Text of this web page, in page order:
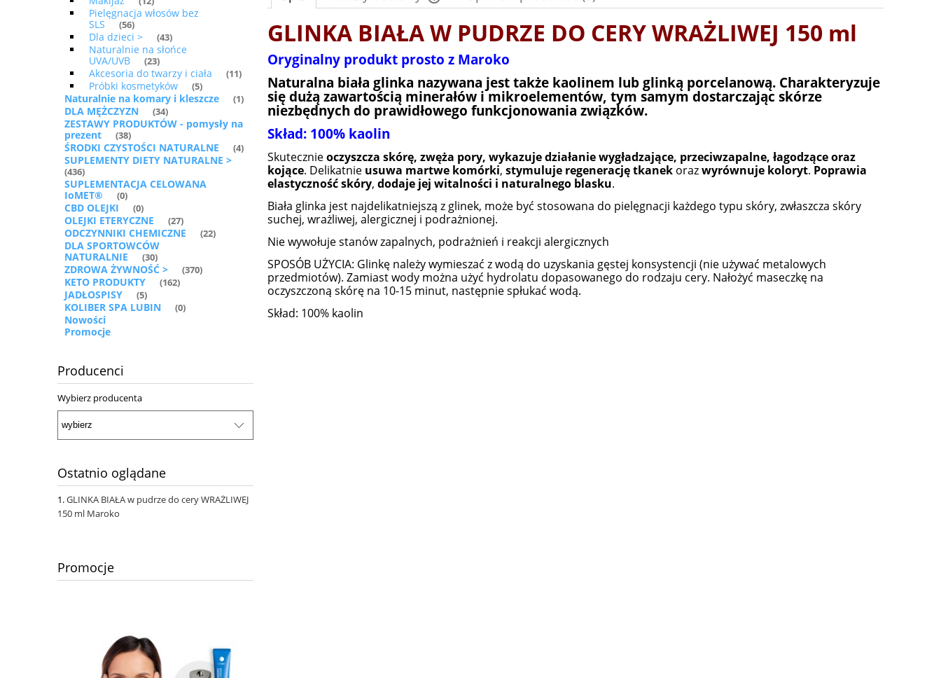
Pielęgnacja włosów bez
SLS
(56)
Dla dzieci > (43)
Naturalnie na słońce
UVA/UVB
(23)
Akcesoria do twarzy i ciała (11)
Próbki kosmetyków (5)
Naturalnie na komary i kleszcze (1)
DLA MĘŻCZYZN (34)
ZESTAWY PRODUKTÓW - pomysły na
prezent
(38)
ŚRODKI CZYSTOŚCI NATURALNE (4)
SUPLEMENTY DIETY NATURALNE >
(436)
SUPLEMENTACJA CELOWANA
IoMET®
(0)
CBD OLEJKI (0)
OLEJKI ETERYCZNE (27)
ODCZYNNIKI CHEMICZNE (22)
DLA SPORTOWCÓW
NATURALNIE
(30)
ZDROWA ŻYWNOŚĆ > (370)
KETO PRODUKTY (162)
JADŁOSPISY (5)
KOLIBER SPA LUBIN (0)
Nowości
Promocje
Producenci
Wybierz producenta
Ostatnio oglądane
GLINKA BIAŁA w pudrze do cery WRAŻLIWEJ
150 ml Maroko
Promocje
Cena nie zawiera ewentualnych kosztów
GLINKA BIAŁA W PUDRZE DO CERY WRAŻLIWEJ 150 ml
Oryginalny produkt prosto z Maroko
Naturalna biała glinka nazywana jest także kaolinem lub glinką porcelanową. Charakteryzuje
się dużą zawartością minerałów i mikroelementów, tym samym dostarczając skórze
niezbędnych do prawidłowego funkcjonowania związków.
Skład: 100% kaolin
Skutecznieoczyszcza skórę, zwęża pory, wykazuje działanie wygładzające, przeciwzapalne, łagodzące oraz
kojące. Delikatnie usuwa martwe komórki, stymuluje regenerację tkanek orazwyrównuje koloryt. Poprawia
elastyczność skóry, dodaje jej witalności i naturalnego blasku.
Biała glinka jest najdelikatniejszą z glinek, może być stosowana do pielęgnacji każdego typu skóry, zwłaszcza skóry
suchej, wrażliwej, alergicznej i podrażnionej.
Nie wywołuje stanów zapalnych, podrażnień i reakcji alergicznych
SPOSÓB UŻYCIA: Glinkę należy wymieszać z wodą do uzyskania gęstej konsystencji (nie używać metalowych
przedmiotów). Zamiast wody można użyć hydrolatu dopasowanego do rodzaju cery. Nałożyć maseczkę na
oczyszczoną skórę na 10-15 minut, następnie spłukać wodą.
Skład: 100% kaolin